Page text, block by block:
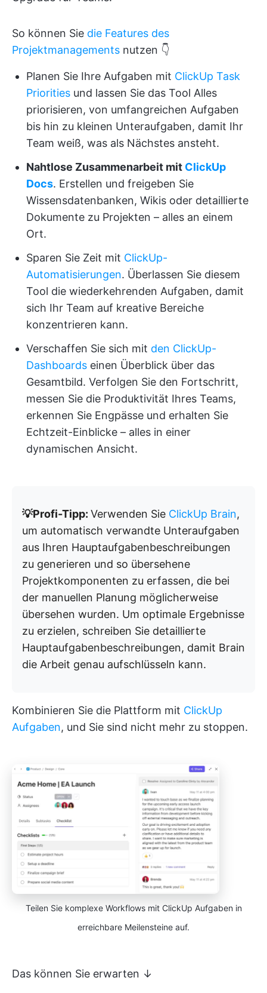
So können Sie die Features des
Projektmanagements nutzen 👇
Planen Sie Ihre Aufgaben mit ClickUp Task
Priorities und lassen Sie das Tool Alles
priorisieren, von umfangreichen Aufgaben
bis hin zu kleinen Unteraufgaben, damit Ihr
Team weiß, was als Nächstes ansteht.
Nahtlose Zusammenarbeit mit ClickUp
Docs. Erstellen und freigeben Sie
Wissensdatenbanken, Wikis oder detaillierte
Dokumente zu Projekten – alles an einem
Ort.
Sparen Sie Zeit mit ClickUp-
Automatisierungen. Überlassen Sie diesem
Tool die wiederkehrenden Aufgaben, damit
sich Ihr Team auf kreative Bereiche
konzentrieren kann.
Verschaffen Sie sich mit den ClickUp-
Dashboards einen Überblick über das
Gesamtbild. Verfolgen Sie den Fortschritt,
messen Sie die Produktivität Ihres Teams,
erkennen Sie Engpässe und erhalten Sie
Echtzeit-Einblicke – alles in einer
dynamischen Ansicht.
💡Profi-Tipp: Verwenden Sie ClickUp Brain,
um automatisch verwandte Unteraufgaben
aus Ihren Hauptaufgabenbeschreibungen
zu generieren und so übersehene
Projektkomponenten zu erfassen, die bei
der manuellen Planung möglicherweise
übersehen wurden. Um optimale Ergebnisse
zu erzielen, schreiben Sie detaillierte
Hauptaufgabenbeschreibungen, damit Brain
die Arbeit genau aufschlüsseln kann.
Kombinieren Sie die Plattform mit ClickUp
Aufgaben, und Sie sind nicht mehr zu stoppen.
Teilen Sie komplexe Workflows mit ClickUp Aufgaben in
erreichbare Meilensteine auf.
Das können Sie erwarten ↓